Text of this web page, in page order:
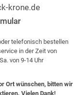
krone.de
telefonisch bestellen
in der Zeit von
von 9-14 Uhr
Ort wünschen, bitten wir
Vielen Dank!